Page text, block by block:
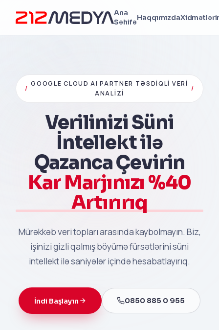
Ana
Səhifə
Haqqımızda
/
GOOGLE CLOUD AI PARTNER TƏSDIQLI VERI
ANALIZI
/
Verilinizi Süni
İntellekt ilə
Qazanca Çevirin
Kar Marjınızı %40
Artırırıq
Mürəkkəb veri topları arasında kaybolmayın. Biz,
işinizi gizli qalmış böyümə fürsətlərini süni
intellekt ilə saniyələr içində hesabatlayırıq.
İndi Başlayın 0850 885 0 955